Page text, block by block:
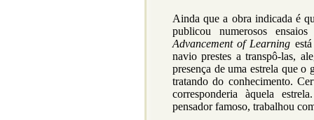
Ainda que a obra indicada é
publicou numerosos
Advancement of Learning
navio prestes a transpô-las,
presença de uma estrela que o
tratando do conhecimento.
corresponderia àquela
pensador famoso, trabalhou